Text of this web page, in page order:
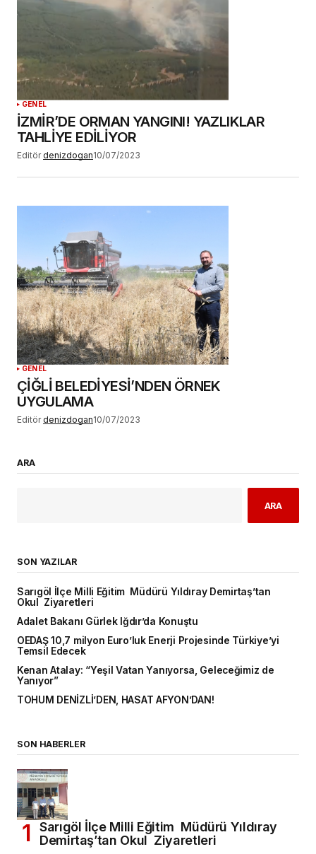
GENEL
İZMİR’DE ORMAN YANGINI! YAZLIKLAR
TAHLİYE EDİLİYOR
Editör denizdogan10/07/2023
GENEL
ÇİĞLİ BELEDİYESİ’NDEN ÖRNEK
UYGULAMA
Editör denizdogan10/07/2023
ARA
ARA
SON YAZILAR
Sarıgöl İlçe Milli Eğitim Müdürü Yıldıray Demirtaş’tan
Okul Ziyaretleri
Adalet Bakanı Gürlek Iğdır’da Konuştu
OEDAŞ 10,7 milyon Euro’luk Enerji Projesinde Türkiye’yi
Temsil Edecek
Kenan Atalay: “Yeşil Vatan Yanıyorsa, Geleceğimiz de
Yanıyor”
TOHUM DENİZLİ’DEN, HASAT AFYON’DAN!
SON HABERLER
Sarıgöl İlçe Milli Eğitim Müdürü Yıldıray
Demirtaş’tan Okul Ziyaretleri